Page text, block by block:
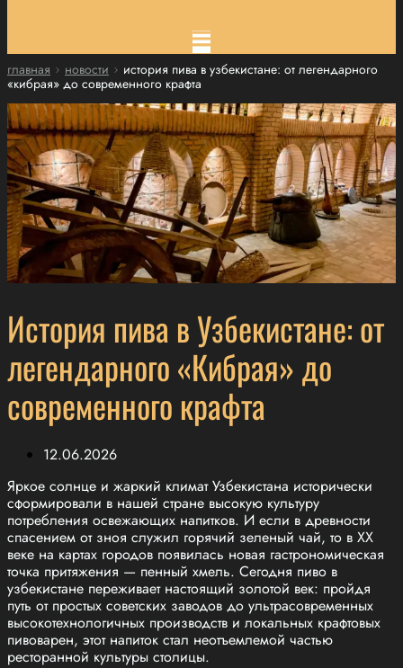
главная новости
история пива в узбекистане: от легендарного
«кибрая» до современного крафта
История пива в Узбекистане: от
легендарного «Кибрая» до
современного крафта
12.06.2026
Яркое солнце и жаркий климат Узбекистана исторически
сформировали в нашей стране высокую культуру
потребления освежающих напитков. И если в древности
спасением от зноя служил горячий зеленый чай, то в XX
веке на картах городов появилась новая гастрономическая
точка притяжения — пенный хмель. Сегодня пиво в
узбекистане переживает настоящий золотой век: пройдя
путь от простых советских заводов до ультрасовременных
высокотехнологичных производств и локальных крафтовых
пивоварен, этот напиток стал неотъемлемой частью
ресторанной культуры столицы.